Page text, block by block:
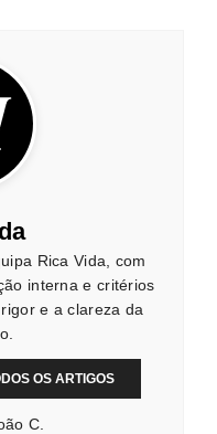
Rica Vida, com
interna e critérios
e a clareza da
OS ARTIGOS
C.